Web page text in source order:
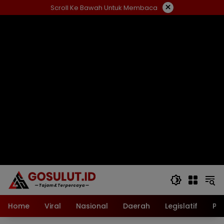
ke
Scroll Ke Bawah Untuk Membaca ×
Home Viral Nasional Daerah Legislatif